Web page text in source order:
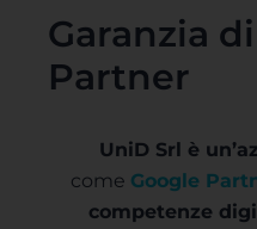
Garanzia
Partner
UniD Srl è
come Google
competenze